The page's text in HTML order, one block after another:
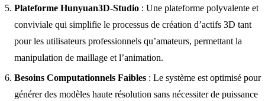
Plateforme Hunyuan3D-Studio : Une plateforme polyvalente et
conviviale qui simplifie le processus de création d’actifs 3D tant
pour les utilisateurs professionnels qu’amateurs, permettant la
manipulation de maillage et l’animation.
Besoins Computationnels Faibles : Le système est optimisé pour
générer des modèles haute résolution sans nécessiter de puissance